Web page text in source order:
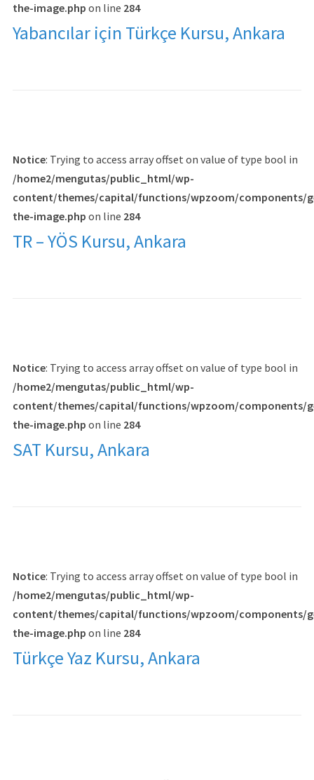
the-image.php on line 284
Yabancılar için Türkçe Kursu, Ankara
Notice: Trying to access array offset on value of type bool in
/home2/mengutas/public_html/wp-
content/themes/capital/functions/wpzoom/components/
the-image.php on line 284
TR – YÖS Kursu, Ankara
Notice: Trying to access array offset on value of type bool in
/home2/mengutas/public_html/wp-
content/themes/capital/functions/wpzoom/components/
the-image.php on line 284
SAT Kursu, Ankara
Notice: Trying to access array offset on value of type bool in
/home2/mengutas/public_html/wp-
content/themes/capital/functions/wpzoom/components/
the-image.php on line 284
Türkçe Yaz Kursu, Ankara